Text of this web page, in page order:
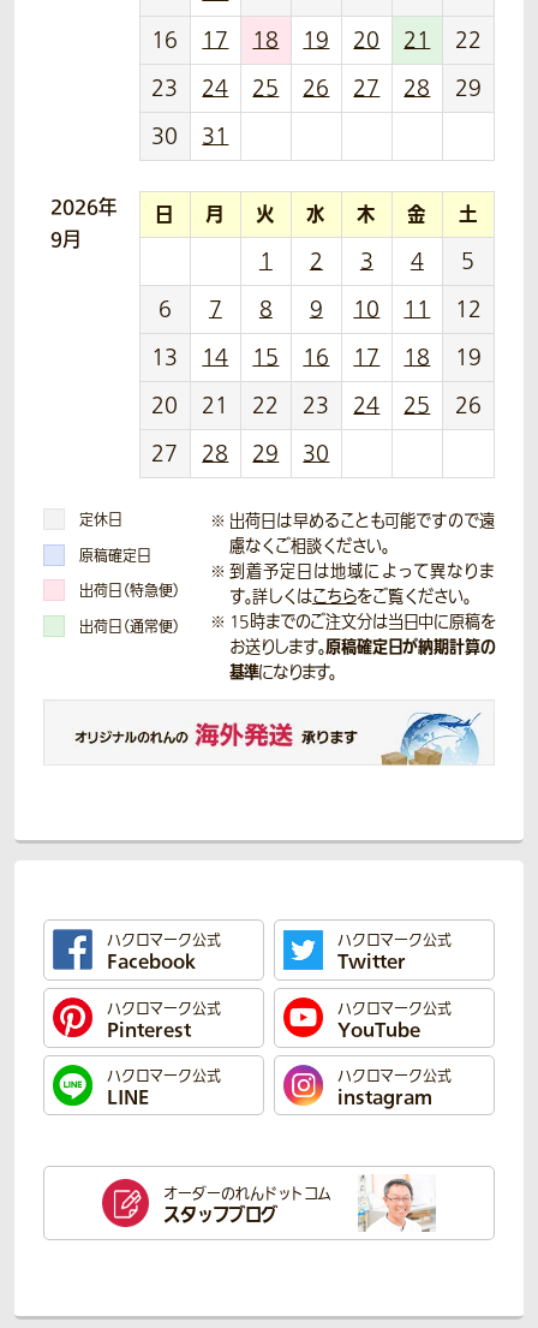
16
17 18 19 20 21
22
23
24 25 26 27 28
29
30
31
2026年
9月
日 月 火 水 木 金 土
1 2 3 4
5
6
7 8 9 10 11
12
13
14 15 16 17 18
19
20
21 22 23 24 25
26
27
28 29 30
定休日
原稿確定日
出荷日（特急便）
出荷日（通常便）
出荷日は早めることも可能ですので遠
慮なくご相談ください。
到着予定日は地域によって異なりま
す。詳しくはこちらをご覧ください。
15時までのご注文分は当日中に原稿を
お送りします。原稿確定日が納期計算の
基準になります。
ハクロマーク公式
Facebook
ハクロマーク公式
Twitter
ハクロマーク公式
Pinterest
ハクロマーク公式
YouTube
ハクロマーク公式
LINE
ハクロマーク公式
instagram
オーダーのれんドットコム
スタッフブログ